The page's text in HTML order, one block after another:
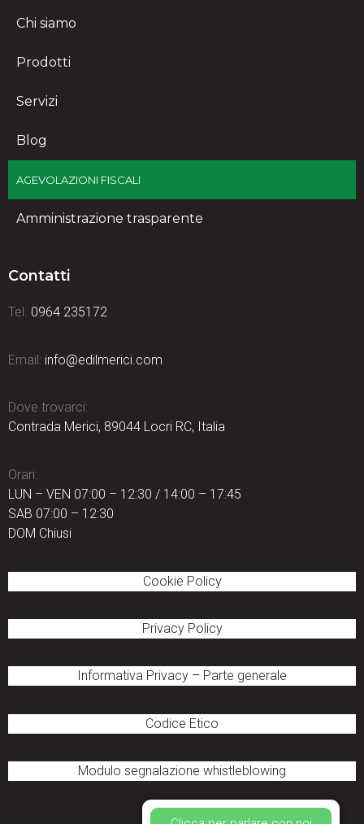
Chi siamo
Prodotti
Servizi
Blog
AGEVOLAZIONI FISCALI
Amministrazione trasparente
Contatti
Tel. 0964 235172
Email: info@edilmerici.com
Dove trovarci:
Contrada Merici, 89044 Locri RC, Italia
Orari:
LUN – VEN 07:00 – 12:30 / 14:00 – 17:45
SAB 07:00 – 12:30
DOM Chiusi
Cookie Policy
Privacy Policy
Informativa Privacy – Parte generale
Codice Etico
Modulo segnalazione whistleblowing